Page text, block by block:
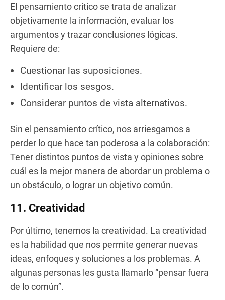
El pensamiento crítico se trata de analizar
objetivamente la información, evaluar los
argumentos y trazar conclusiones lógicas.
Requiere de:
Cuestionar las suposiciones.
Identificar los sesgos.
Considerar puntos de vista alternativos.
Sin el pensamiento crítico, nos arriesgamos a
perder lo que hace tan poderosa a la colaboración:
Tener distintos puntos de vista y opiniones sobre
cuál es la mejor manera de abordar un problema o
un obstáculo, o lograr un objetivo común.
11. Creatividad
Por último, tenemos la creatividad. La creatividad
es la habilidad que nos permite generar nuevas
ideas, enfoques y soluciones a los problemas. A
algunas personas les gusta llamarlo “pensar fuera
de lo común”.